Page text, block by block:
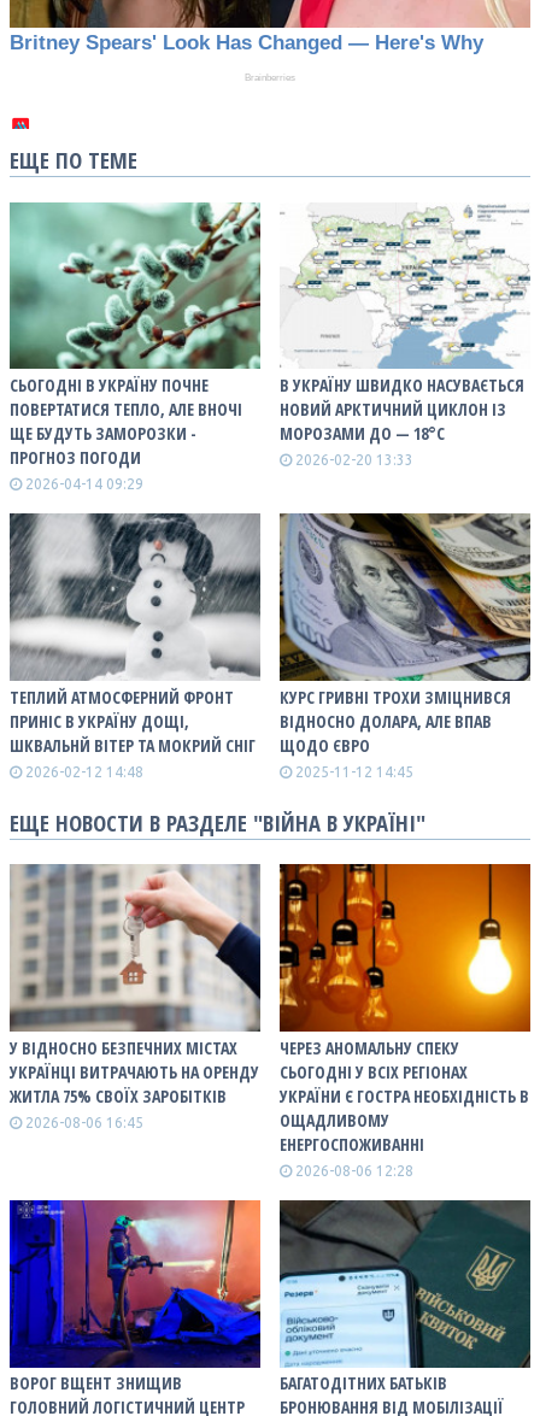
ЕЩЕ ПО ТЕМЕ
СЬОГОДНІ В УКРАЇНУ ПОЧНЕ
ПОВЕРТАТИСЯ ТЕПЛО, АЛЕ ВНОЧІ
ЩЕ БУДУТЬ ЗАМОРОЗКИ -
ПРОГНОЗ ПОГОДИ
2026-04-14 09:29
В УКРАЇНУ ШВИДКО НАСУВАЄТЬСЯ
НОВИЙ АРКТИЧНИЙ ЦИКЛОН ІЗ
МОРОЗАМИ ДО — 18°С
2026-02-20 13:33
ТЕПЛИЙ АТМОСФЕРНИЙ ФРОНТ
ПРИНІС В УКРАЇНУ ДОЩІ,
ШКВАЛЬНЙ ВІТЕР ТА МОКРИЙ СНІГ
2026-02-12 14:48
КУРС ГРИВНІ ТРОХИ ЗМІЦНИВСЯ
ВІДНОСНО ДОЛАРА, АЛЕ ВПАВ
ЩОДО ЄВРО
2025-11-12 14:45
ЕЩЕ НОВОСТИ В РАЗДЕЛЕ "ВІЙНА В УКРАЇНІ"
У ВІДНОСНО БЕЗПЕЧНИХ МІСТАХ
УКРАЇНЦІ ВИТРАЧАЮТЬ НА ОРЕНДУ
ЖИТЛА 75% СВОЇХ ЗАРОБІТКІВ
2026-08-06 16:45
ЧЕРЕЗ АНОМАЛЬНУ СПЕКУ
СЬОГОДНІ У ВСІХ РЕГІОНАХ
УКРАЇНИ Є ГОСТРА НЕОБХІДНІСТЬ В
ОЩАДЛИВОМУ
ЕНЕРГОСПОЖИВАННІ
2026-08-06 12:28
ВОРОГ ВЩЕНТ ЗНИЩИВ
ГОЛОВНИЙ ЛОГІСТИЧНИЙ ЦЕНТР
БАГАТОДІТНИХ БАТЬКІВ
БРОНЮВАННЯ ВІД МОБІЛІЗАЦІЇ